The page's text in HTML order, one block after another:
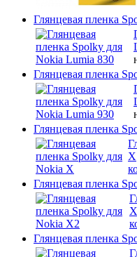
Глянцевая пленка
Глянцевая пленка
Глянцевая пленка
X
Глянцевая пленка
Глянцевая пленка